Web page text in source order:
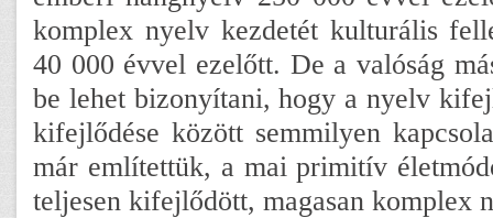
komplex nyelv kezdetét kulturális
40 000 évvel ezelőtt. De a valóság
be lehet bizonyítani, hogy a nyelv
kifejlődése között semmilyen
már említettük, a mai primitív
teljesen kifejlődött, magasan komplex